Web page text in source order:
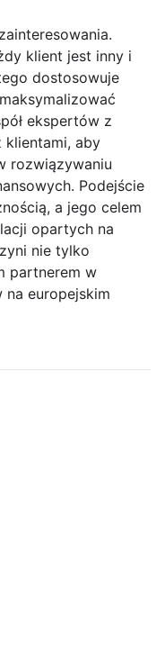
klient jest inny i
dostosowuje
ekspertów z
klientami, aby
rozwiązywaniu
Podejście
a jego celem
opartych na
nie tylko
partnerem w
europejskim